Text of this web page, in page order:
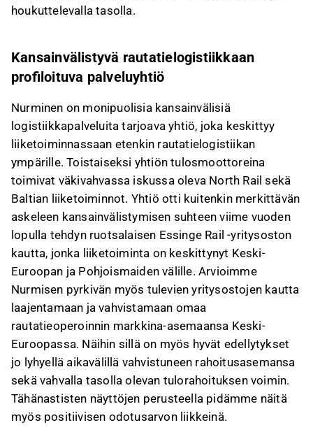
houkuttelevalla tasolla.
Kansainvälistyvä rautatielogistiikkaan
profiloituva palveluyhtiö
Nurminen on monipuolisia kansainvälisiä
logistiikkapalveluita tarjoava yhtiö, joka keskittyy
liiketoiminnassaan etenkin rautatielogistiikan
ympärille. Toistaiseksi yhtiön tulosmoottoreina
toimivat väkivahvassa iskussa oleva North Rail sekä
Baltian liiketoiminnot. Yhtiö otti kuitenkin merkittävän
askeleen kansainvälistymisen suhteen viime vuoden
lopulla tehdyn ruotsalaisen Essinge Rail -yritysoston
kautta, jonka liiketoiminta on keskittynyt Keski-
Euroopan ja Pohjoismaiden välille. Arvioimme
Nurmisen pyrkivän myös tulevien yritysostojen kautta
laajentamaan ja vahvistamaan omaa
rautatieoperoinnin markkina-asemaansa Keski-
Euroopassa. Näihin sillä on myös hyvät edellytykset
jo lyhyellä aikavälillä vahvistuneen rahoitusasemansa
sekä vahvalla tasolla olevan tulorahoituksen voimin.
Tähänastisten näyttöjen perusteella pidämme näitä
myös positiivisen odotusarvon liikkeinä.